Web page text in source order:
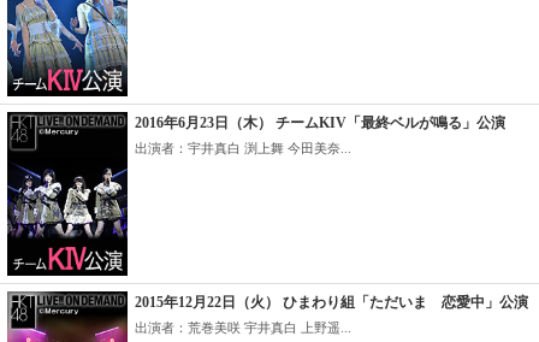
2016年6月23日（木） チームKIV「最終ベルが鳴る」公演
出演者：宇井真白 渕上舞 今田美奈...
2015年12月22日（火） ひまわり組「ただいま 恋愛中」公演
出演者：荒巻美咲 宇井真白 上野遥...